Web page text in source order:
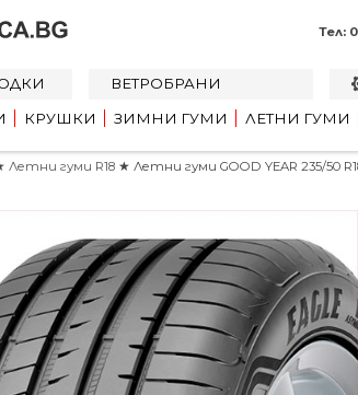
Тел:
ВЕТРОБРАНИ
КРУШКИ ЗИМНИ ГУМИ ЛЕТНИ ГУМИ
Летни гуми R18 ★ Летни гуми GOOD YEAR 235/50